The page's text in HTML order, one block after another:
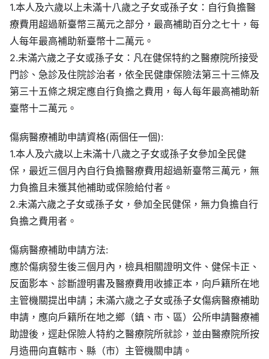
1.本人及六歲以上未滿十八歲之子女或孫子女：自行負擔醫
療費用超過新臺幣三萬元之部分，最高補助百分之七十，每
人每年最高補助新臺幣十二萬元。
2.未滿六歲之子女或孫子女：凡在健保特約之醫療院所接受
門診、急診及住院診治者，依全民健康保險法第三十三條及
第三十五條之規定應自行負擔之費用，每人每年最高補助新
臺幣十二萬元。
傷病醫療補助申請資格(兩個任一個):
1.本人及六歲以上未滿十八歲之子女或孫子女參加全民健
保，最近三個月內自行負擔醫療費用超過新臺幣三萬元，無
力負擔且未獲其他補助或保險給付者。
2.未滿六歲之子女或孫子女，參加全民健保，無力負擔自行
負擔之費用者。
傷病醫療補助申請方法:
應於傷病發生後三個月內，檢具相關證明文件、健保卡正、
反面影本、診斷證明書及醫療費用收據正本，向戶籍所在地
主管機關提出申請；未滿六歲之子女或孫子女傷病醫療補助
申請，應向戶籍所在地之鄉（鎮、市、區）公所申請醫療補
助證後，逕赴保險人特約之醫療院所就診，並由醫療院所按
月造冊向直轄市、縣（市）主管機關申請。